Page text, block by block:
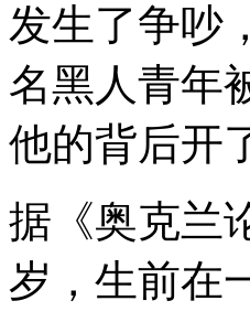
发生了争吵
名黑人青年
他的背后开
据《奥克兰
岁，生前在